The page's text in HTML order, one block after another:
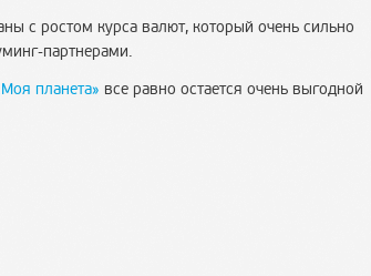
с ростом курса валют, который очень сильно
партнерами.
планета» все равно остается очень выгодной